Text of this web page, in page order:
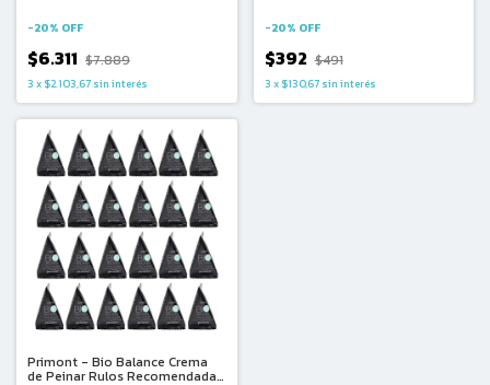
-20% OFF
$6.311 $7.889
3 x $2.103,67 sin interés
-20% OFF
$392 $491
3 x $130,67 sin interés
Primont - Bio Balance Crema
de Peinar Rulos Recomendada